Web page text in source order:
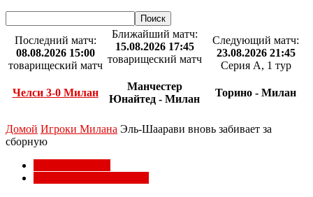
Последний матч:
08.08.2026 15:00
товарищеский матч
Челси 3-0 Милан
Ближайший матч:
15.08.2026 17:45
товарищеский матч
Манчестер
Юнайтед - Милан
Следующий матч:
23.08.2026 21:45
Серия А, 1 тур
Торино - Милан
Домой Игроки Милана Эль-Шаарави вновь забивает за
сборную